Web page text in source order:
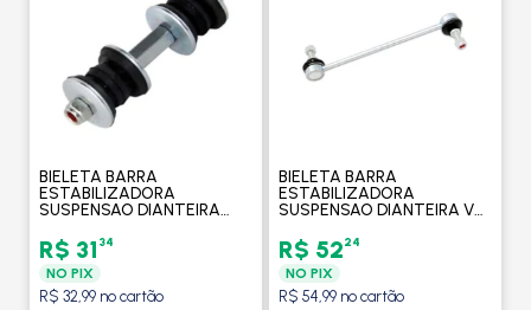
BIELETA BARRA
ESTABILIZADORA
SUSPENSAO DIANTEIRA
DIANTE - MOBENSANI
R$ 31 34
NO PIX
R$ 32,99 no cartão
BIELETA BARRA
ESTABILIZADORA
SUSPENSAO DIANTEIRA VW
1.0/1.6 / SAVEIRO / VOYAGE
2009 EM DIANTE -
MOBENSANI
R$ 5224
NO PIX
R$ 54,99 no cartão